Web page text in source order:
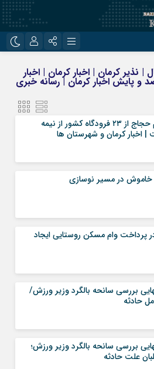
ایتا
| نذیر کرمان | اخبار کرمان | اخبار
و پایش اخبار کرمان | رسانه خبری
آغاز اعزام حجاج از ۲۳ فرودگاه کشور از نیمه
| اخبار کرمان و شهرستان ها
خاموش در مسیر نوسازی
پرداخت وام مسکن روستایی ایجاد
بررسی سانحه بالگرد وزیر ورزش/
حادثه
بررسی سانحه بالگرد وزیر ورزش؛
علت حادثه